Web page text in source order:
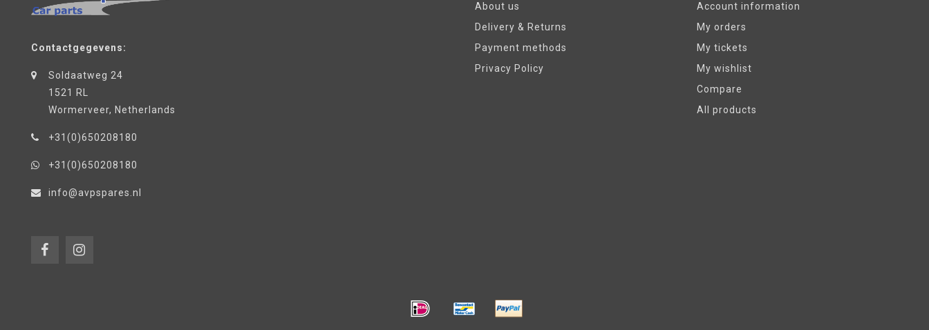
Contactgegevens:
Soldaatweg 24
1521 RL
Wormerveer, Netherlands
+31(0)650208180
+31(0)650208180
info@avpspares.nl
About us
Delivery & Returns
Payment methods
Privacy Policy
Account information
My orders
My tickets
My wishlist
Compare
All products